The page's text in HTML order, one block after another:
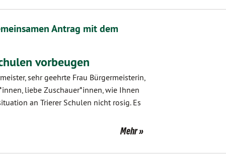
Antrag mit dem
vorbeugen
sehr geehrte Frau Bürgermeisterin,
liebe Zuschauer*innen, wie Ihnen
an Trierer Schulen nicht rosig. Es
Mehr